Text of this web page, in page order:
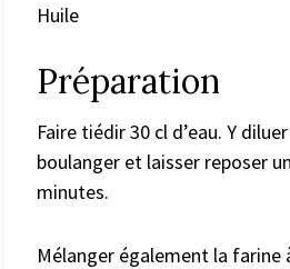
Huile
Préparation
Faire tiédir 30 cl d’eau. Y
boulanger et laisser reposer
minutes.
Mélanger également la farine